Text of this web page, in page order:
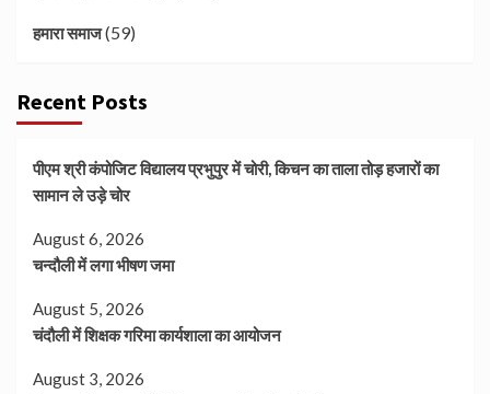
हमारा समाज(59)
Recent Posts
पीएम श्री कंपोजिट विद्यालय प्रभुपुर में चोरी, किचन का ताला तोड़ हजारों का
सामान ले उड़े चोर
August 6, 2026
चन्दौली में लगा भीषण जमा
August 5, 2026
चंदौली में शिक्षक गरिमा कार्यशाला का आयोजन
August 3, 2026